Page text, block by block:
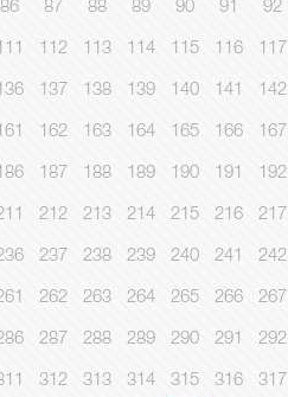
86 87 88 89 90 91 92
112 113 114 115 116 117
137 138 139 140 141 142
162 163 164 165 166 167
187 188 189 190 191 192
212 213 214 215 216 217
237 238 239 240 241 242
262 263 264 265 266 267
287 288 289 290 291 292
312 313 314 315 316 317